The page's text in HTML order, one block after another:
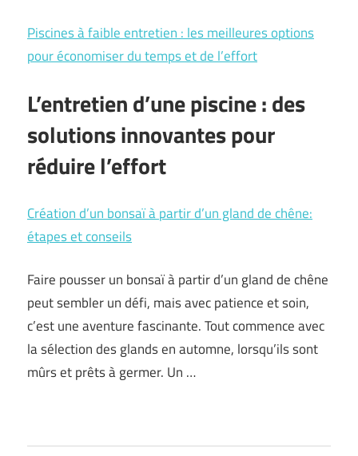
Piscines à faible entretien : les meilleures options
pour économiser du temps et de l’effort
L’entretien d’une piscine : des
solutions innovantes pour
réduire l’effort
Création d’un bonsaï à partir d’un gland de chêne:
étapes et conseils
Faire pousser un bonsaï à partir d’un gland de chêne
peut sembler un défi, mais avec patience et soin,
c’est une aventure fascinante. Tout commence avec
la sélection des glands en automne, lorsqu’ils sont
mûrs et prêts à germer. Un …